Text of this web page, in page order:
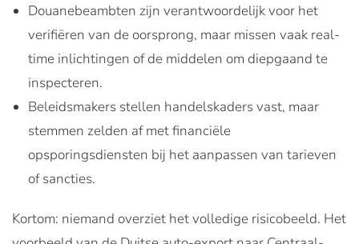
Douanebeambten zijn verantwoordelijk voor het
verifiëren van de oorsprong, maar missen vaak real-
time inlichtingen of de middelen om diepgaand te
inspecteren.
Beleidsmakers stellen handelskaders vast, maar
stemmen zelden af met financiële
opsporingsdiensten bij het aanpassen van tarieven
of sancties.
Kortom: niemand overziet het volledige risicobeeld. Het